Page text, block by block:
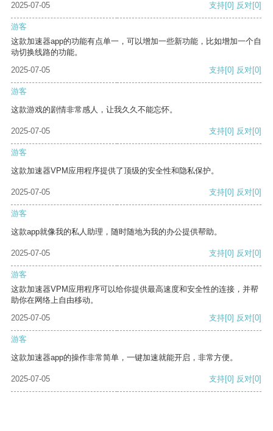
2025-07-05 支持[0] 反对[0]
游客
这款加速器app的功能有点单一，可以增加一些新功能，比如增加一个自
动切换线路的功能。
2025-07-05
支持[0] 反对[0]
游客
这款游戏的剧情非常感人，让我久久不能忘怀。
2025-07-05 支持[0] 反对[0]
游客
这款加速器VPM应用程序提供了顶级的安全性和隐私保护。
2025-07-05 支持[0] 反对[0]
游客
这款app就像我的私人助理，随时随地为我的办公提供帮助。
2025-07-05 支持[0] 反对[0]
游客
这款加速器VPM应用程序可以给你提供最高速度和安全性的连接，并帮
助你在网络上自由移动。
2025-07-05
支持[0] 反对[0]
游客
这款加速器app的操作非常简单，一键加速就能开启，非常方便。
2025-07-05 支持[0] 反对[0]